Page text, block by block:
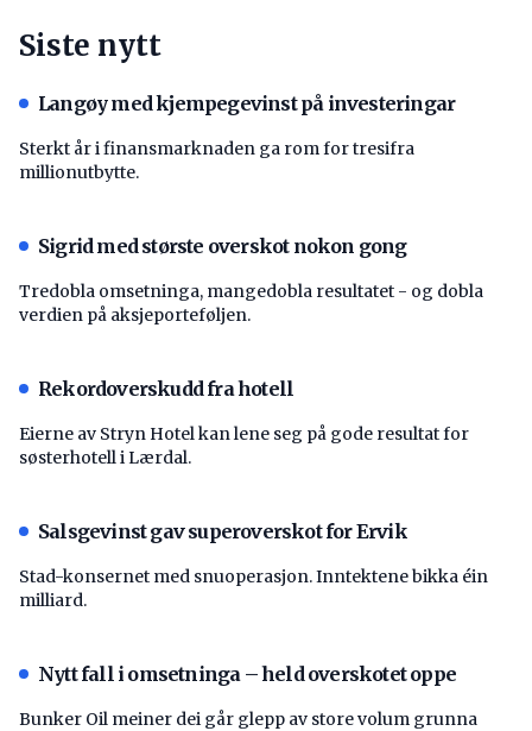
Siste nytt
Langøy med kjempegevinst på investeringar
Sterkt år i finansmarknaden ga rom for tresifra
millionutbytte.
Sigrid med største overskot nokon gong
Tredobla omsetninga, mangedobla resultatet - og dobla
verdien på aksjeporteføljen.
Rekordoverskudd fra hotell
Eierne av Stryn Hotel kan lene seg på gode resultat for
søsterhotell i Lærdal.
Salsgevinst gav superoverskot for Ervik
Stad-konsernet med snuoperasjon. Inntektene bikka éin
milliard.
Nytt fall i omsetninga – held overskotet oppe
Bunker Oil meiner dei går glepp av store volum grunna